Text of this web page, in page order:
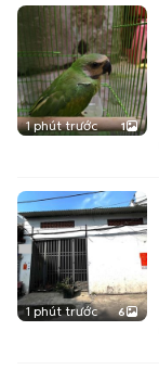
1 phút trước 1
1 phút trước 6